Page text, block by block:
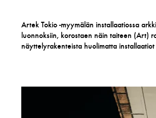
Artek Tokio -myymälän installaatiossa
luonnoksiin, korostaen näin taiteen (Art)
näyttelyrakenteista huolimatta